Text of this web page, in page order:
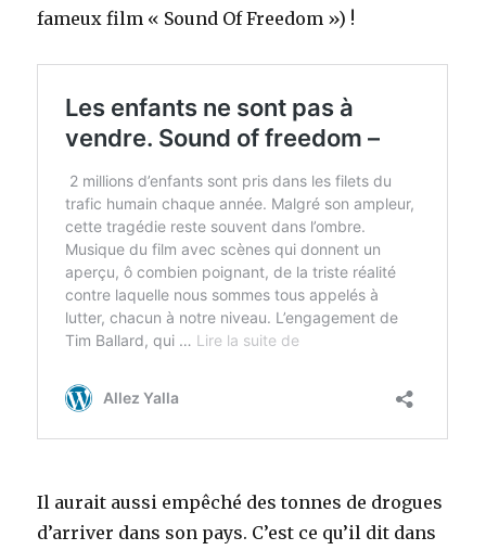
fameux film « Sound Of Freedom ») !
Il aurait aussi empêché des tonnes de drogues
d’arriver dans son pays. C’est ce qu’il dit dans